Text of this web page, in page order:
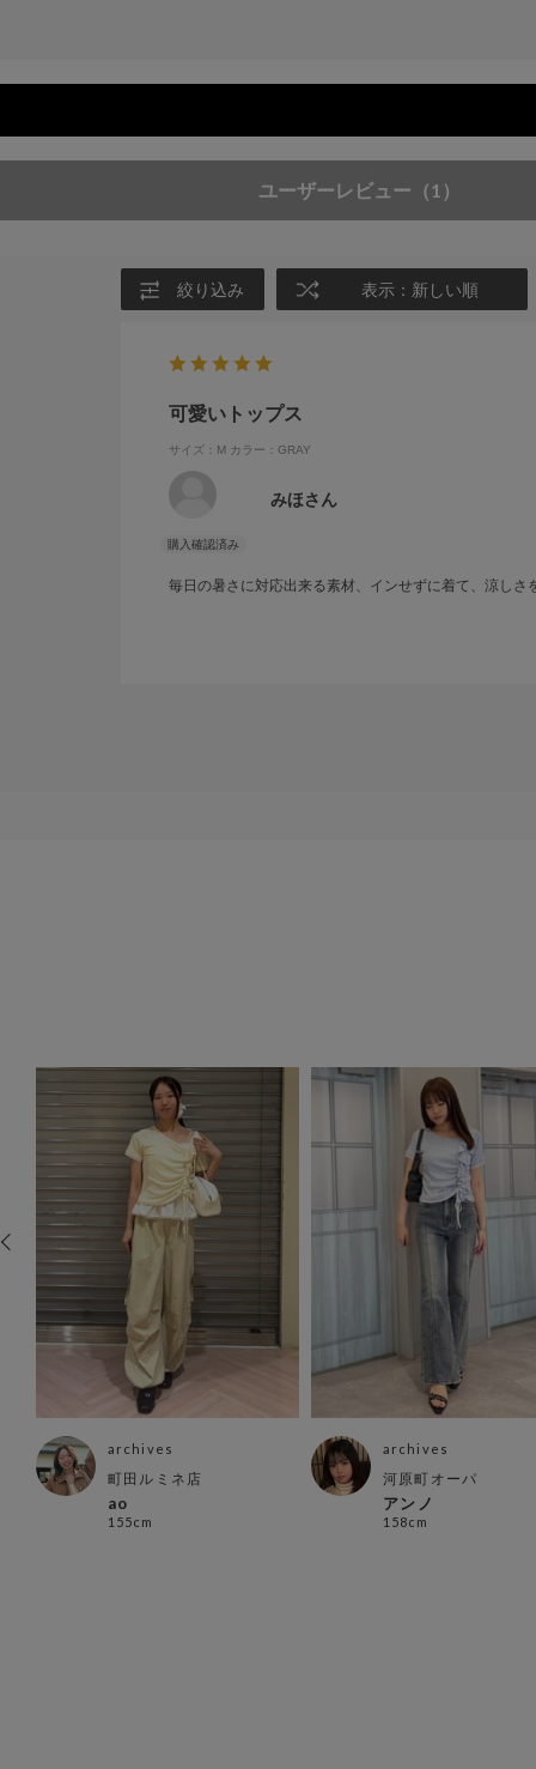
ユーザーレビュー （1）
絞り込み 表示：新しい順
可愛いトップス
サイズ：M カラー：GRAY
みほさん
毎日の暑さに対応出来る素材、インせずに着て、涼し
archives
町田ルミネ店
ao
155cm
archives
河原町オーパ
アンノ
158cm